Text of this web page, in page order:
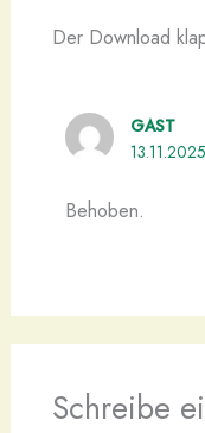
Der Download
GAST
Behoben.
Schreibe